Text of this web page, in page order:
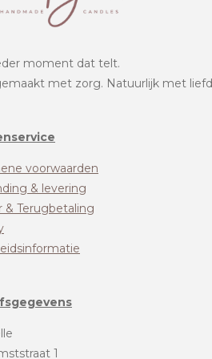
moment dat telt.
met zorg. Natuurlijk met
voorwaarden
& levering
& Terugbetaling
1